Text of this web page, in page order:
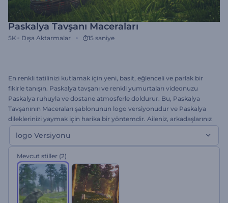
Paskalya Tavşanı Maceraları
5K+ Dışa Aktarmalar 15 saniye
En renkli tatilinizi kutlamak için yeni, basit, eğlenceli ve parlak bir
fikirle tanışın. Paskalya tavşanı ve renkli yumurtaları videonuzu
Paskalya ruhuyla ve dostane atmosferle doldurur. Bu, Paskalya
Tavşanının Maceraları şablonunun logo versiyonudur ve Paskalya
dileklerinizi yaymak için harika bir yöntemdir. Aileniz, arkadaşlarınız
ve ticari amaçlar için hoş bir Paskalya videosu oluşturun. Mutlu
Paskalyalar!
logo Versiyonu
Mevcut stiller (2)